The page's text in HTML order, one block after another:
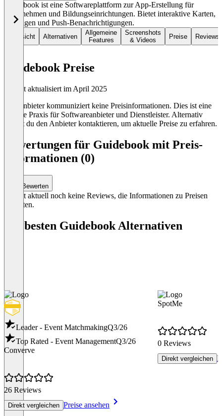
Guidebook ist eine Softwareplattform zur App-Erstellung für
Unternehmen und Bildungseinrichtungen. Bietet interaktive Karten,
Umfragen und Push-Benachrichtigungen.
Übersicht Alternativen
Allgemeine
Features
Screenshots
& Videos
Preise Reviews
Guidebook Preise
Zuletzt aktualisiert im April 2025
Der Anbieter kommuniziert keine Preisinformationen. Dies ist eine
übliche Praxis für Softwareanbieter und Dienstleister. Alternativ
kannst du den Anbieter kontaktieren, um aktuelle Preise zu erfahren.
Bewertungen für Guidebook mit Preis-
Informationen (0)
Bewerten
Es gibt aktuell noch keine Reviews, die Informationen zu Preisen
enthalten.
Die besten Guidebook Alternativen
Leader - Event MatchmakingQ3/26
Top Rated - Event ManagementQ3/26
Converve
26 Reviews
Direkt vergleichen Preise ansehen
SpotMe
0 Reviews
Direkt vergleichen